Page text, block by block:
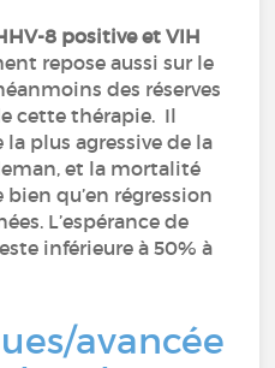
8 positive et VIH
repose aussi sur le
des réserves
cette thérapie. Il
la plus agressive de la
et la mortalité
qu’en régression
L’espérance de
inférieure à 50% à
avancée